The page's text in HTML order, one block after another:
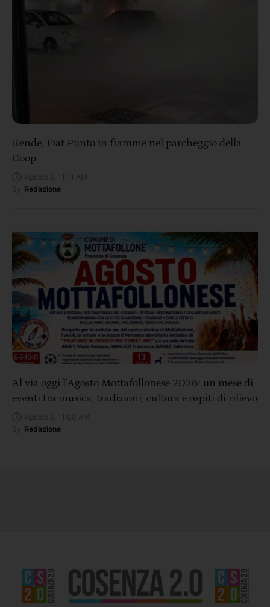
Rende, Fiat Punto in fiamme nel parcheggio della
Coop
Redazione
Al via oggi l’Agosto Mottafollonese 2026: un mese di
eventi tra musica, tradizioni, cultura e ospiti di rilievo
Redazione